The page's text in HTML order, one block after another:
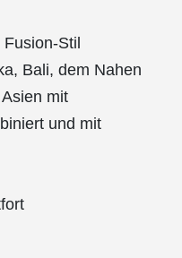
Stil
Bali, dem Nahen
mit
und mit